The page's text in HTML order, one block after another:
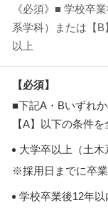
《必須》■ 学校卒
系学科）または【
以上
【必須】
■下記A・Bいずれ
【A】以下の条件
大学卒以上（土木
※採用日までに卒
学校卒業後12年以